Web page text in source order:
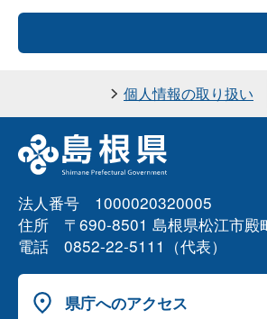
個人情報の取り扱い
法人番号 1000020320005
住所 〒690-8501 島根県松江市殿
電話 0852-22-5111（代表）
県庁へのアクセス